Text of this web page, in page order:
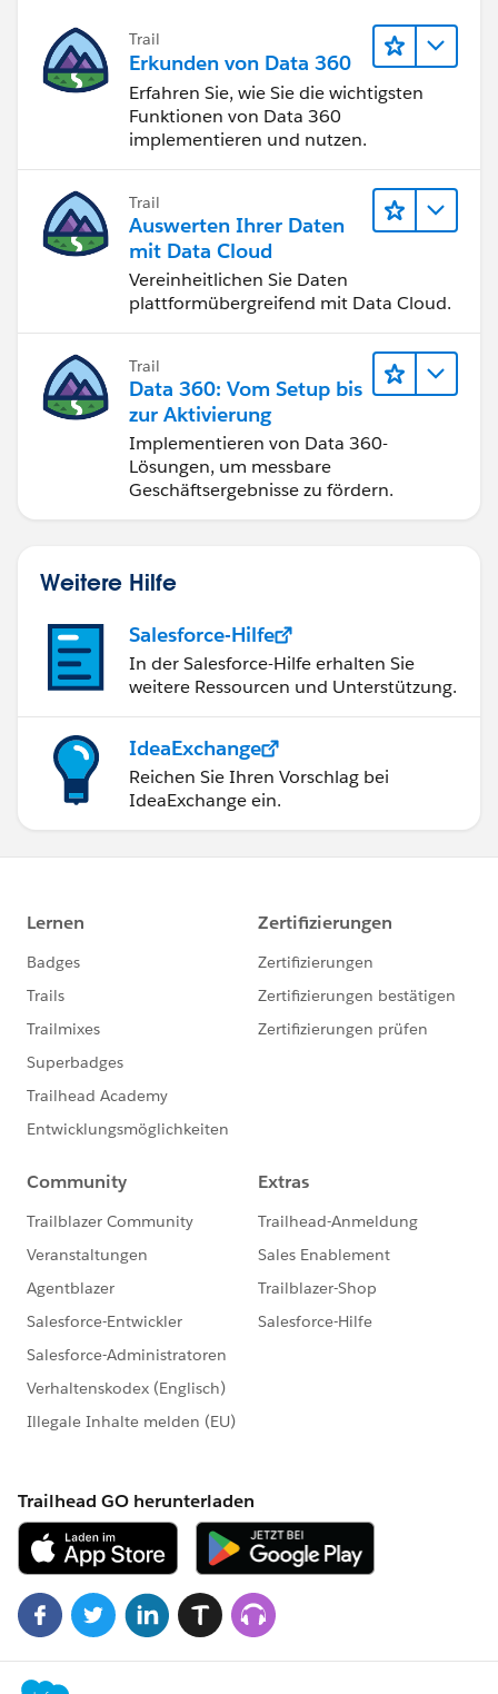
Trail
Erkunden von Data 360
Erfahren Sie, wie Sie die wichtigsten
Funktionen von Data 360
implementieren und nutzen.
Trail
Auswerten Ihrer Daten
mit Data Cloud
Vereinheitlichen Sie Daten
plattformübergreifend mit Data Cloud.
Trail
Data 360: Vom Setup bis
zur Aktivierung
Implementieren von Data 360-
Lösungen, um messbare
Geschäftsergebnisse zu fördern.
Weitere Hilfe
Salesforce-Hilfe
In der Salesforce-Hilfe erhalten Sie
weitere Ressourcen und Unterstützung.
IdeaExchange
Reichen Sie Ihren Vorschlag bei
IdeaExchange ein.